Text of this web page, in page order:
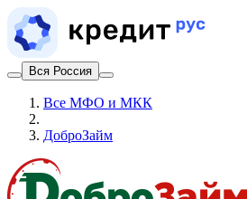
Вся Россия
Все МФО и МКК
ДоброЗайм